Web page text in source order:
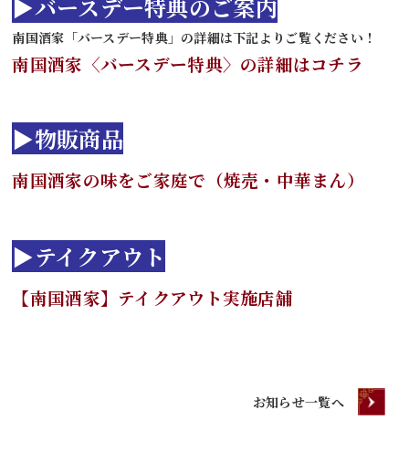
▶バースデー特典のご案内
南国酒家「バースデー特典」の詳細は下記よりご覧ください！
南国酒家〈バースデー特典〉の詳細はコチラ
▶物販商品
南国酒家の味をご家庭で（焼売・中華まん）
▶テイクアウト
【南国酒家】テイクアウト実施店舗
お知らせ一覧へ